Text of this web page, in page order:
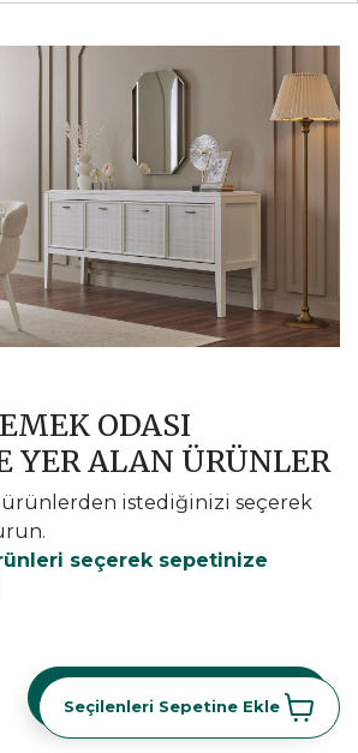
ODASI
YER ALAN ÜRÜNLER
ürünlerden istediğinizi seçerek
seçerek sepetinize
Seçilenleri Sepetine Ekle
Seçilenleri Sepetine Ekle